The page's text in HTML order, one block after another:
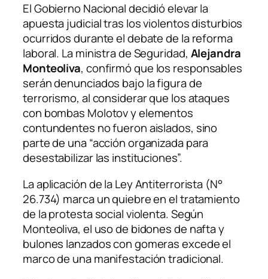
El Gobierno Nacional decidió elevar la
apuesta judicial tras los violentos disturbios
ocurridos durante el debate de la reforma
laboral. La ministra de Seguridad, Alejandra
Monteoliva, confirmó que los responsables
serán denunciados bajo la figura de
terrorismo, al considerar que los ataques
con bombas Molotov y elementos
contundentes no fueron aislados, sino
parte de una “acción organizada para
desestabilizar las instituciones”.
La aplicación de la Ley Antiterrorista (N°
26.734) marca un quiebre en el tratamiento
de la protesta social violenta. Según
Monteoliva, el uso de bidones de nafta y
bulones lanzados con gomeras excede el
marco de una manifestación tradicional.